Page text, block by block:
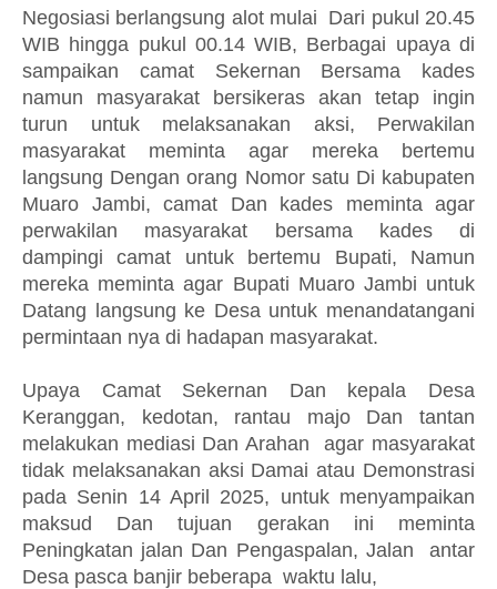
Negosiasi berlangsung alot mulai Dari pukul 20.45
WIB hingga pukul 00.14 WIB, Berbagai upaya di
sampaikan camat Sekernan Bersama kades
namun masyarakat bersikeras akan tetap ingin
turun untuk melaksanakan aksi, Perwakilan
masyarakat meminta agar mereka bertemu
langsung Dengan orang Nomor satu Di kabupaten
Muaro Jambi, camat Dan kades meminta agar
perwakilan masyarakat bersama kades di
dampingi camat untuk bertemu Bupati, Namun
mereka meminta agar Bupati Muaro Jambi untuk
Datang langsung ke Desa untuk menandatangani
permintaan nya di hadapan masyarakat.
Upaya Camat Sekernan Dan kepala Desa
Keranggan, kedotan, rantau majo Dan tantan
melakukan mediasi Dan Arahan agar masyarakat
tidak melaksanakan aksi Damai atau Demonstrasi
pada Senin 14 April 2025, untuk menyampaikan
maksud Dan tujuan gerakan ini meminta
Peningkatan jalan Dan Pengaspalan, Jalan antar
Desa pasca banjir beberapa waktu lalu,